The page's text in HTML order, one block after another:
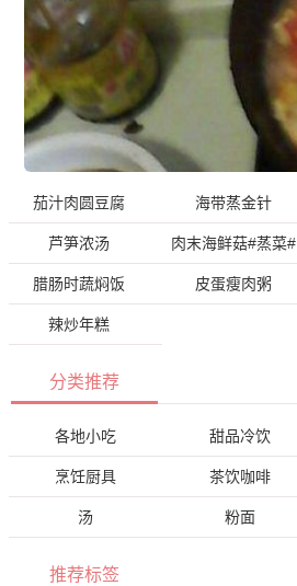
茄汁肉圆豆腐 海带蒸金针
芦笋浓汤 肉末海鲜菇#蒸菜#
腊肠时蔬焖饭 皮蛋瘦肉粥
辣炒年糕
分类推荐
各地小吃 甜品冷饮
烹饪厨具 茶饮咖啡
汤 粉面
推荐标签